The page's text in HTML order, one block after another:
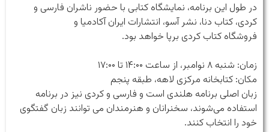
در طول این برنامه، نمایشگاه کتابی با حضور ناشران فارسی و
کردی، کتاب دنا، نشر آسو، انتشارات ایران آکادمیا و
فروشگاه کتاب کردی برپا خواهد بود.
زمان: شنبه ۸ نوامبر، از ساعت ۱۴:۰۰ تا ۱۷:۰۰
مکان: کتابخانه مرکزی لاهه، طبقه پنجم
زبان اصلی برنامه هلندی است و فارسی و کردی نیز در برنامه
استفاده می‌شوند، سخنرانان و هنرمندان می توانند زبان گفتگوی
خود را انتخاب کنند.